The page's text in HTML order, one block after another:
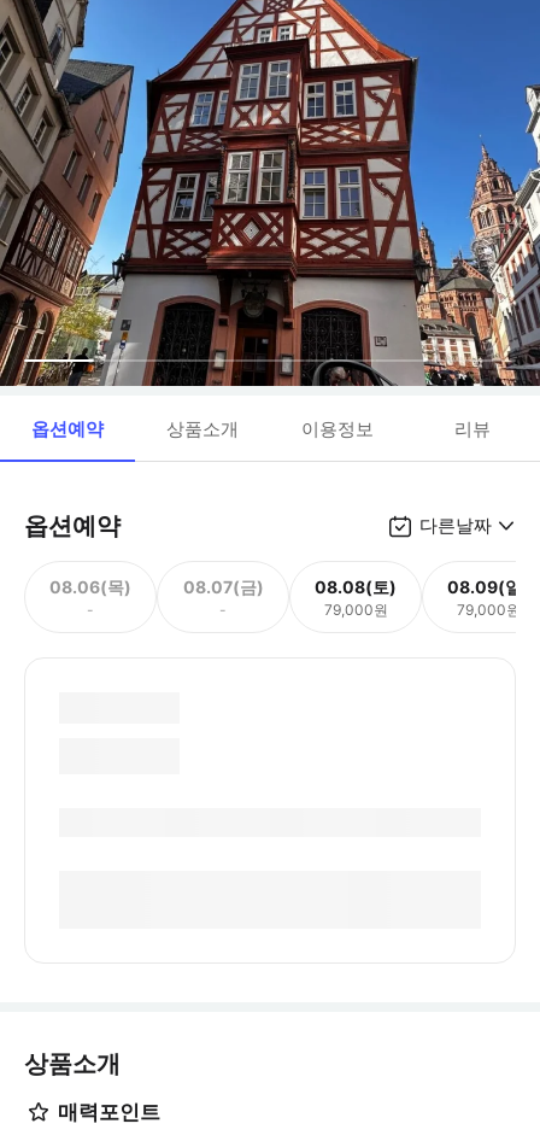
옵션예약 상품소개 이용정보 리뷰
옵션예약 다른날짜
08.06(목)
-
08.07(금)
-
08.08(토)
79,000원
08.09(일)
79,000원
상품소개
매력포인트